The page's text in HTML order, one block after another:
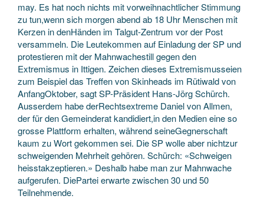
may. Es hat noch nichts mit vorweihnachtlicher Stimmung
zu tun,wenn sich morgen abend ab 18 Uhr Menschen mit
Kerzen in denHänden im Talgut-Zentrum vor der Post
versammeln. Die Leutekommen auf Einladung der SP und
protestieren mit der Mahnwachestill gegen den
Extremismus in Ittigen. Zeichen dieses Extremismusseien
zum Beispiel das Treffen von Skinheads im Rütiwald von
AnfangOktober, sagt SP-Präsident Hans-Jörg Schürch.
Ausserdem habe derRechtsextreme Daniel von Allmen,
der für den Gemeinderat kandidiert,in den Medien eine so
grosse Plattform erhalten, während seineGegnerschaft
kaum zu Wort gekommen sei. Die SP wolle aber nichtzur
schweigenden Mehrheit gehören. Schürch: «Schweigen
heisstakzeptieren.» Deshalb habe man zur Mahnwache
aufgerufen. DiePartei erwarte zwischen 30 und 50
Teilnehmende.